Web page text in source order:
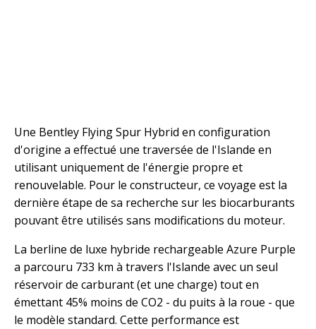
Une Bentley Flying Spur Hybrid en configuration
d'origine a effectué une traversée de l'Islande en
utilisant uniquement de l'énergie propre et
renouvelable. Pour le constructeur, ce voyage est la
dernière étape de sa recherche sur les biocarburants
pouvant être utilisés sans modifications du moteur.
La berline de luxe hybride rechargeable Azure Purple
a parcouru 733 km à travers l'Islande avec un seul
réservoir de carburant (et une charge) tout en
émettant 45% moins de CO2 - du puits à la roue - que
le modèle standard. Cette performance est